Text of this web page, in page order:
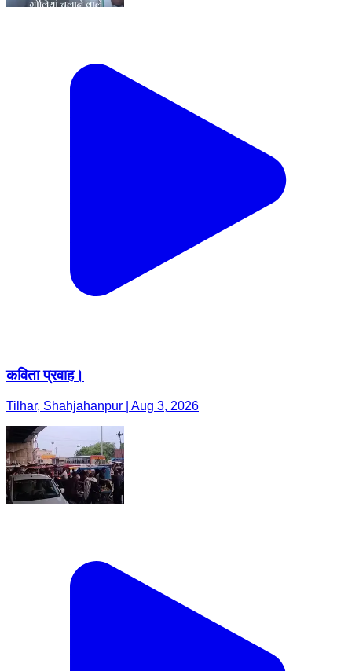
कविता प्रवाह।
Tilhar, Shahjahanpur | Aug 3, 2026